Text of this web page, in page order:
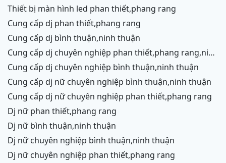
thiết bị màn hình led phan thiết,phang rang
cung cấp dj phan thiết,phang rang
cung cấp dj bình thuận,ninh thuận
cung cấp dj chuyên nghiệp phan thiết,phang rang,ninh
chữ,vĩnh hy
cung cấp dj chuyên nghiệp bình thuận,ninh thuận
cung cấp dj nữ chuyên nghiệp bình thuận,ninh thuận
cung cấp dj nữ chuyên nghiệp phan thiết,phang rang
dj nữ phan thiết,phang rang
dj nữ bình thuận,ninh thuận
dj nữ chuyên nghiệp bình thuận,ninh thuận
dj nữ chuyên nghiệp phan thiết,phang rang